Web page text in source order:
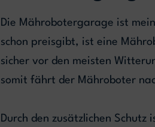
Die Mährobotergarage ist
schon preisgibt, ist eine
sicher vor den meisten
somit fährt der Mähroboter
Durch den zusätzlichen